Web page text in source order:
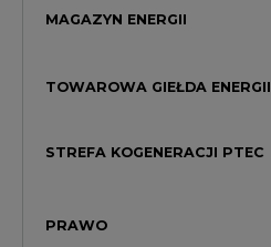
MAGAZYN ENERGII
TOWAROWA GIEŁDA ENERGII
STREFA KOGENERACJI PTEC
PRAWO